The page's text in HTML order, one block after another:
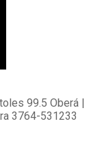
99.5 Oberá |
3764-531233